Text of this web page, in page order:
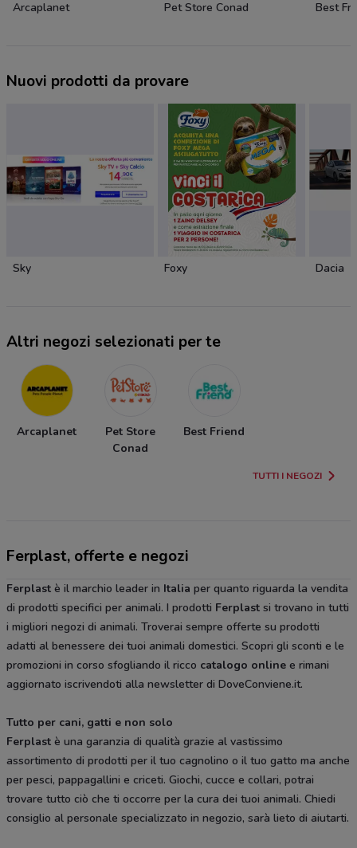
Arcaplanet Pet Store Conad Best
Nuovi prodotti da provare
Sky Foxy Dacia
Altri negozi selezionati per te
Arcaplanet
Pet Store
Conad
Best Friend
TUTTI I NEGOZI
Ferplast, offerte e negozi
Ferplast è il marchio leader in Italia per quanto riguarda la vendita
di prodotti specifici per animali. I prodotti Ferplast si trovano in tutti
i migliori negozi di animali. Troverai sempre offerte su prodotti
adatti al benessere dei tuoi animali domestici. Scopri gli sconti e le
promozioni in corso sfogliando il ricco catalogo online e rimani
aggiornato iscrivendoti alla newsletter di DoveConviene.it.
Tutto per cani, gatti e non solo
Ferplast è una garanzia di qualità grazie al vastissimo
assortimento di prodotti per il tuo cagnolino o il tuo gatto ma anche
per pesci, pappagallini e criceti. Giochi, cucce e collari, potrai
trovare tutto ciò che ti occorre per la cura dei tuoi animali. Chiedi
consiglio al personale specializzato in negozio, sarà lieto di aiutarti.